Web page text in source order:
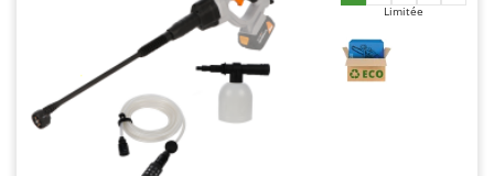
Tre Spade
Trev - Abrek - TecnoVIR
Limitée